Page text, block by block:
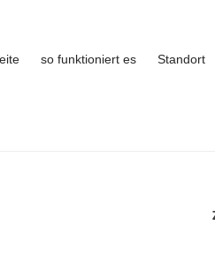
so funktioniert es Standort